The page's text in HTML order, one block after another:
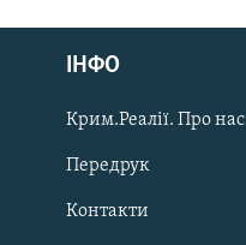
ІНФО
Крим.Реалії. Про нас
Передрук
Контакти